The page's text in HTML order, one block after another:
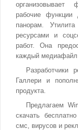
организовывает
рабочие
панорам.
ресурсами и
работ. Она
каждый медиафайл
Разработчики
Галлери и
продукта.
Предлагаем
скачать
смс, вирусов и